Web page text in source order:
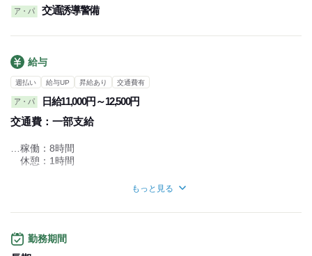
4h勤務・1h休憩・4h勤務が
オーソドックスです◎
働きやすいシフト勤務ですよ♪
ア・パ 交通誘導警備
給与
週払い 給与UP 昇給あり 交通費有
ア・パ
日給11,000円～12,500円
交通費： 一部支給
…稼働：8時間
休憩：1時間
【日勤】日給11,000円～12,500円
お給料と別に資格手当がつきます★
もっと見る
勤務期間